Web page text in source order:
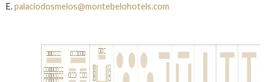
E.palaciodosmelos@montebelohotels.com